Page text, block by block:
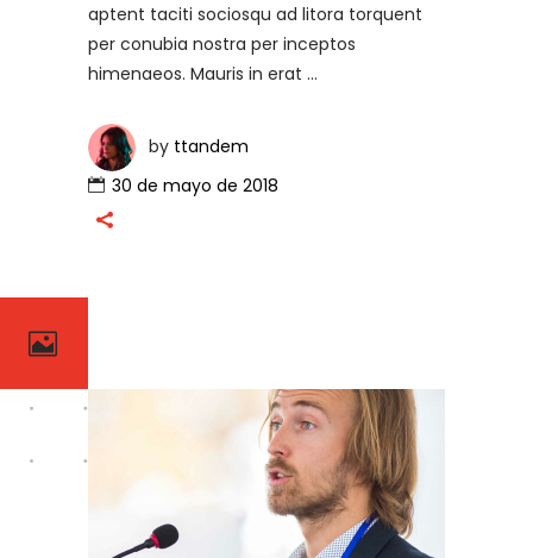
aptent taciti sociosqu ad litora torquent
per conubia nostra per inceptos
himenaeos. Mauris in erat
by ttandem
30 de mayo de 2018